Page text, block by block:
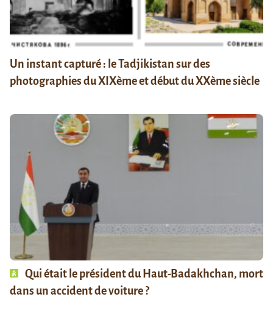
Un instant capturé : le Tadjikistan sur des
photographies du XIXème et début du XXème siècle
Qui était le président du Haut-Badakhchan, mort
dans un accident de voiture ?